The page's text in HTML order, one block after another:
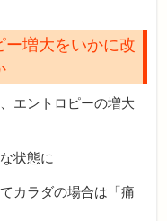
ー増大をいかに改
エントロピーの増大
状態に
カラダの場合は「痛